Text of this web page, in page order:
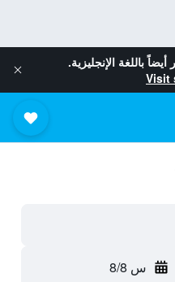
أيضاً باللغة الإنجليزية.
Visit
س 8/8